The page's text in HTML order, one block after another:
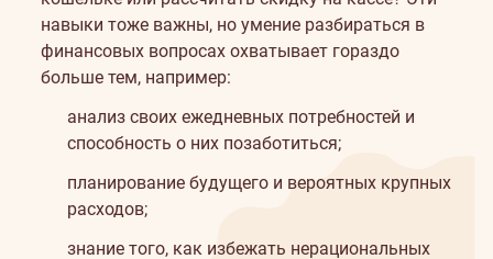
навыки тоже важны, но умение разбираться в
финансовых вопросах охватывает гораздо
больше тем, например:
анализ своих ежедневных потребностей и
способность о них позаботиться;
планирование будущего и вероятных крупных
расходов;
знание того, как избежать нерациональных